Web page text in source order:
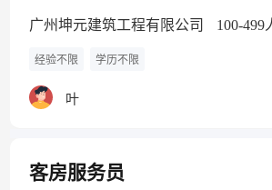
广州坤元建筑工程有限公司 100-499
经验不限 学历不限
叶
客房服务员